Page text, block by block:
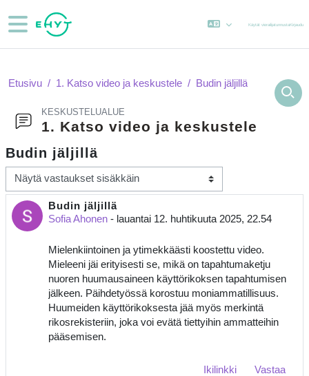
Sivupaneeli
Käytät vierailijatunnustaKirjaudu
Etusivu 1. Katso video ja keskustele Budin jäljillä
KESKUSTELUALUE
1. Katso video ja keskustele
Budin jäljillä
Näytön tila
Budin jäljillä
Sofia Ahonen - lauantai 12. huhtikuuta 2025, 22.54
Vastausten määrä: 0
Mielenkiintoinen ja ytimekkäästi koostettu video.
Mieleeni jäi erityisesti se, mikä on tapahtumaketju
nuoren huumausaineen käyttörikoksen tapahtumisen
jälkeen. Päihdetyössä korostuu moniammatillisuus.
Huumeiden käyttörikoksesta jää myös merkintä
rikosrekisteriin, joka voi evätä tiettyihin ammatteihin
pääsemisen.
Ikilinkki Vastaa